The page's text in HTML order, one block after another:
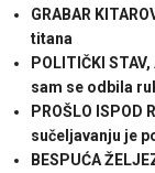
GRABAR
titana
POLITIČKI
sam se odbila
PROŠLO ISPOD
sučeljavanju je
BESPUĆA